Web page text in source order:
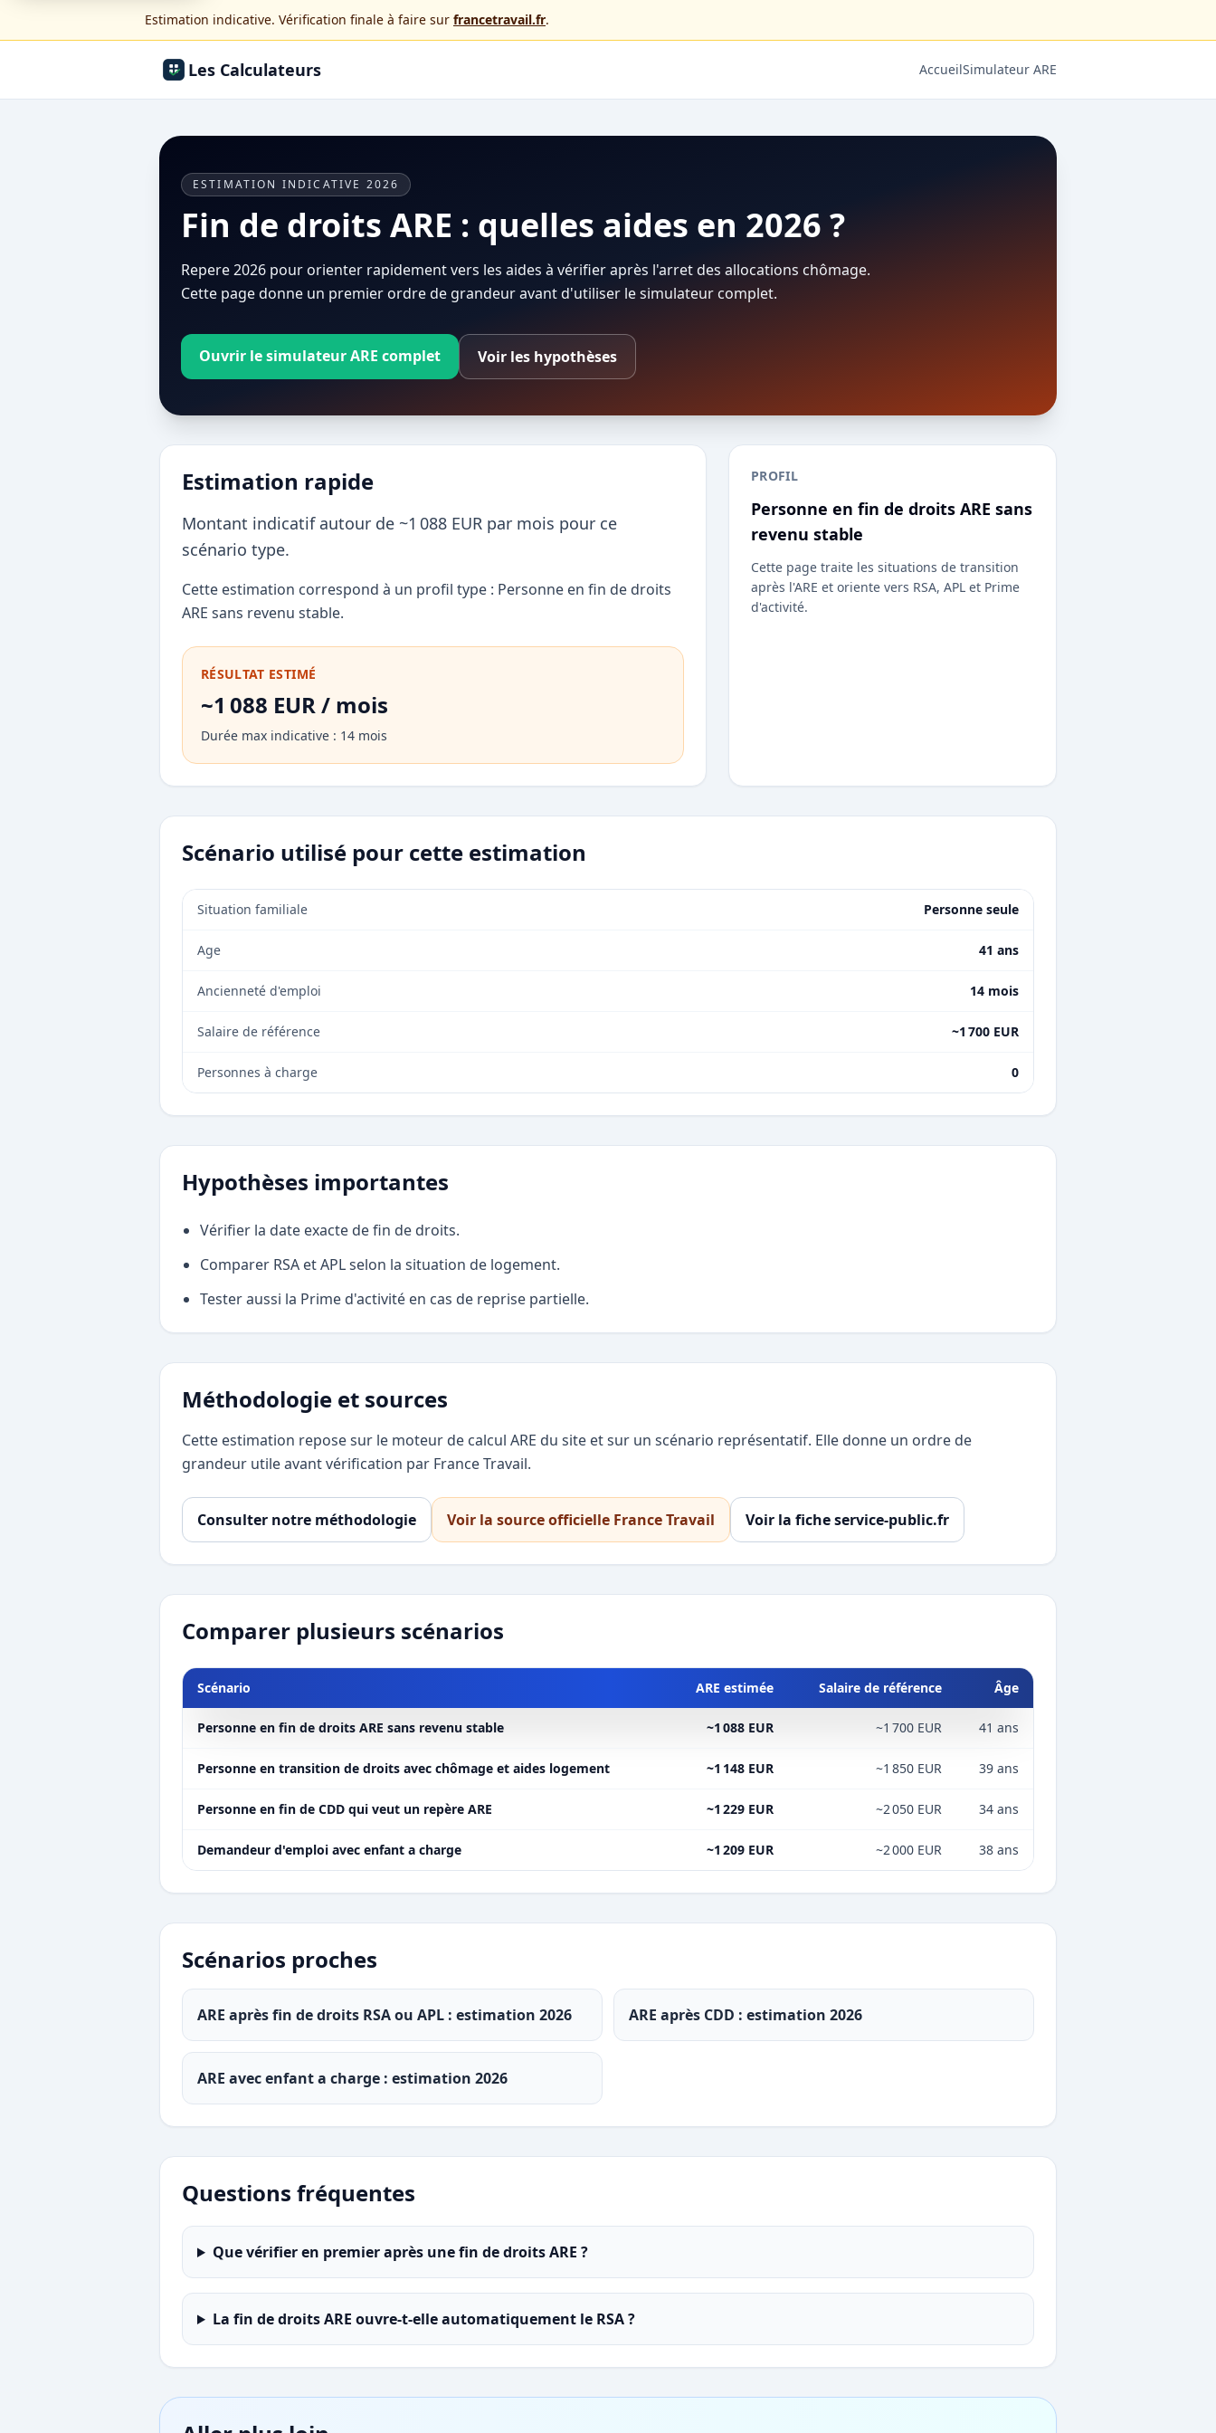
Estimation indicative. Vérification finale à faire sur francetravail.fr.
Les Calculateurs AccueilSimulateur ARE
ESTIMATION INDICATIVE 2026
Fin de droits ARE : quelles aides en 2026 ?
Repere 2026 pour orienter rapidement vers les aides à vérifier après l'arret des allocations chômage.
Cette page donne un premier ordre de grandeur avant d'utiliser le simulateur complet.
Ouvrir le simulateur ARE complet Voir les hypothèses
Estimation rapide
Montant indicatif autour de ~1 088 EUR par mois pour ce
scénario type.
Cette estimation correspond à un profil type : Personne en fin de droits
ARE sans revenu stable.
RÉSULTAT ESTIMÉ
~1 088 EUR / mois
Durée max indicative : 14 mois
PROFIL
Personne en fin de droits ARE sans
revenu stable
Cette page traite les situations de transition
après l'ARE et oriente vers RSA, APL et Prime
d'activité.
Scénario utilisé pour cette estimation
Situation familiale Personne seule
Age 41 ans
Ancienneté d'emploi 14 mois
Salaire de référence ~1 700 EUR
Personnes à charge 0
Hypothèses importantes
Vérifier la date exacte de fin de droits.
Comparer RSA et APL selon la situation de logement.
Tester aussi la Prime d'activité en cas de reprise partielle.
Méthodologie et sources
Cette estimation repose sur le moteur de calcul ARE du site et sur un scénario représentatif. Elle donne un ordre de
grandeur utile avant vérification par France Travail.
Consulter notre méthodologie Voir la source officielle France Travail Voir la fiche service-public.fr
Comparer plusieurs scénarios
Scénario ARE estimée Salaire de référence Âge
Personne en fin de droits ARE sans revenu stable ~1 088 EUR ~1 700 EUR 41 ans
Personne en transition de droits avec chômage et aides logement ~1 148 EUR ~1 850 EUR 39 ans
Personne en fin de CDD qui veut un repère ARE ~1 229 EUR ~2 050 EUR 34 ans
Demandeur d'emploi avec enfant a charge ~1 209 EUR ~2 000 EUR 38 ans
Scénarios proches
ARE après fin de droits RSA ou APL : estimation 2026 ARE après CDD : estimation 2026
ARE avec enfant a charge : estimation 2026
Questions fréquentes
Que vérifier en premier après une fin de droits ARE ?
La fin de droits ARE ouvre-t-elle automatiquement le RSA ?